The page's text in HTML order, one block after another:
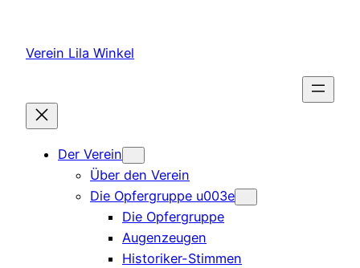
springen
Verein Lila Winkel
Der Verein
Über den Verein
Die Opfergruppe u003e
Die Opfergruppe
Augenzeugen
Historiker-Stimmen